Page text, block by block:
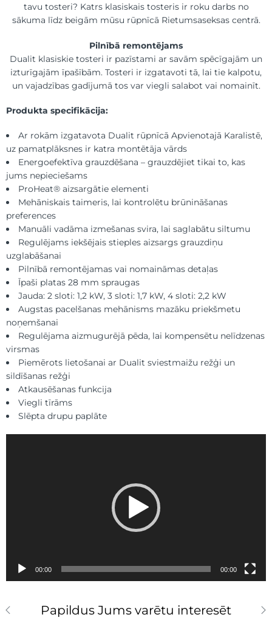
tavu tosteri? Katrs klasiskais tosteris ir roku darbs no
sākuma līdz beigām mūsu rūpnīcā Rietumsaseksas centrā.
Pilnībā remontējams
Dualit klasiskie tosteri ir pazīstami ar savām spēcīgajām un
izturīgajām īpašībām. Tosteri ir izgatavoti tā, lai tie kalpotu,
un vajadzības gadījumā tos var viegli salabot vai nomainīt.
Produkta specifikācija:
Ar rokām izgatavota Dualit rūpnīcā Apvienotajā Karalistē,
uz pamatplāksnes ir katra montētāja vārds
Energoefektīva grauzdēšana – grauzdējiet tikai to, kas
jums nepieciešams
ProHeat® aizsargātie elementi
Mehāniskais taimeris, lai kontrolētu brūnināšanas
preferences
Manuāli vadāma izmešanas svira, lai saglabātu siltumu
Regulējams iekšējais stieples aizsargs grauzdiņu
uzglabāšanai
Pilnībā remontējamas vai nomaināmas detaļas
Īpaši platas 28 mm spraugas
Jauda: 2 sloti: 1,2 kW, 3 sloti: 1,7 kW, 4 sloti: 2,2 kW
Augstas pacelšanas mehānisms mazāku priekšmetu
noņemšanai
Regulējama aizmugurējā pēda, lai kompensētu nelīdzenas
virsmas
Piemērots lietošanai ar Dualit sviestmaižu režģi un
sildīšanas režģi
Atkausēšanas funkcija
Viegli tīrāms
Slēpta drupu paplāte
00:00 00:00
Papildus Jums varētu interesēt